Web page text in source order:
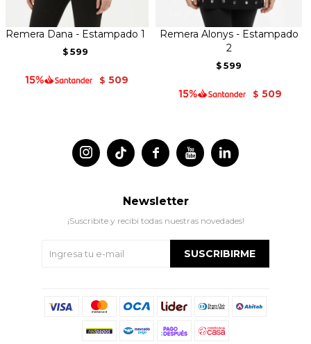
Remera Dana - Estampado 1
$ 599
$ 509
Remera Alonys - Estampado
2
$ 599
$ 509
 
 
Newsletter
¡Suscribite y recibí todas nuestras novedades!
SUSCRIBIRME